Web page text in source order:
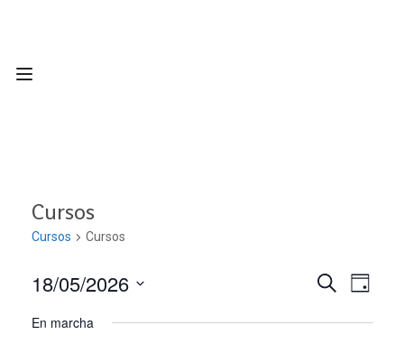
Cursos
Cursos Cursos
de
BUSCAR
de
DÍA
18/05/2026
fecha.
En marcha